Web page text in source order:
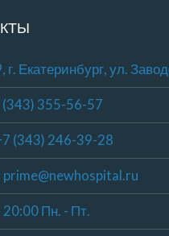
г. Екатеринбург, ул.
(343) 355-56-57
(343) 246-39-28
prime@newhospital.ru
20:00 Пн. - Пт.